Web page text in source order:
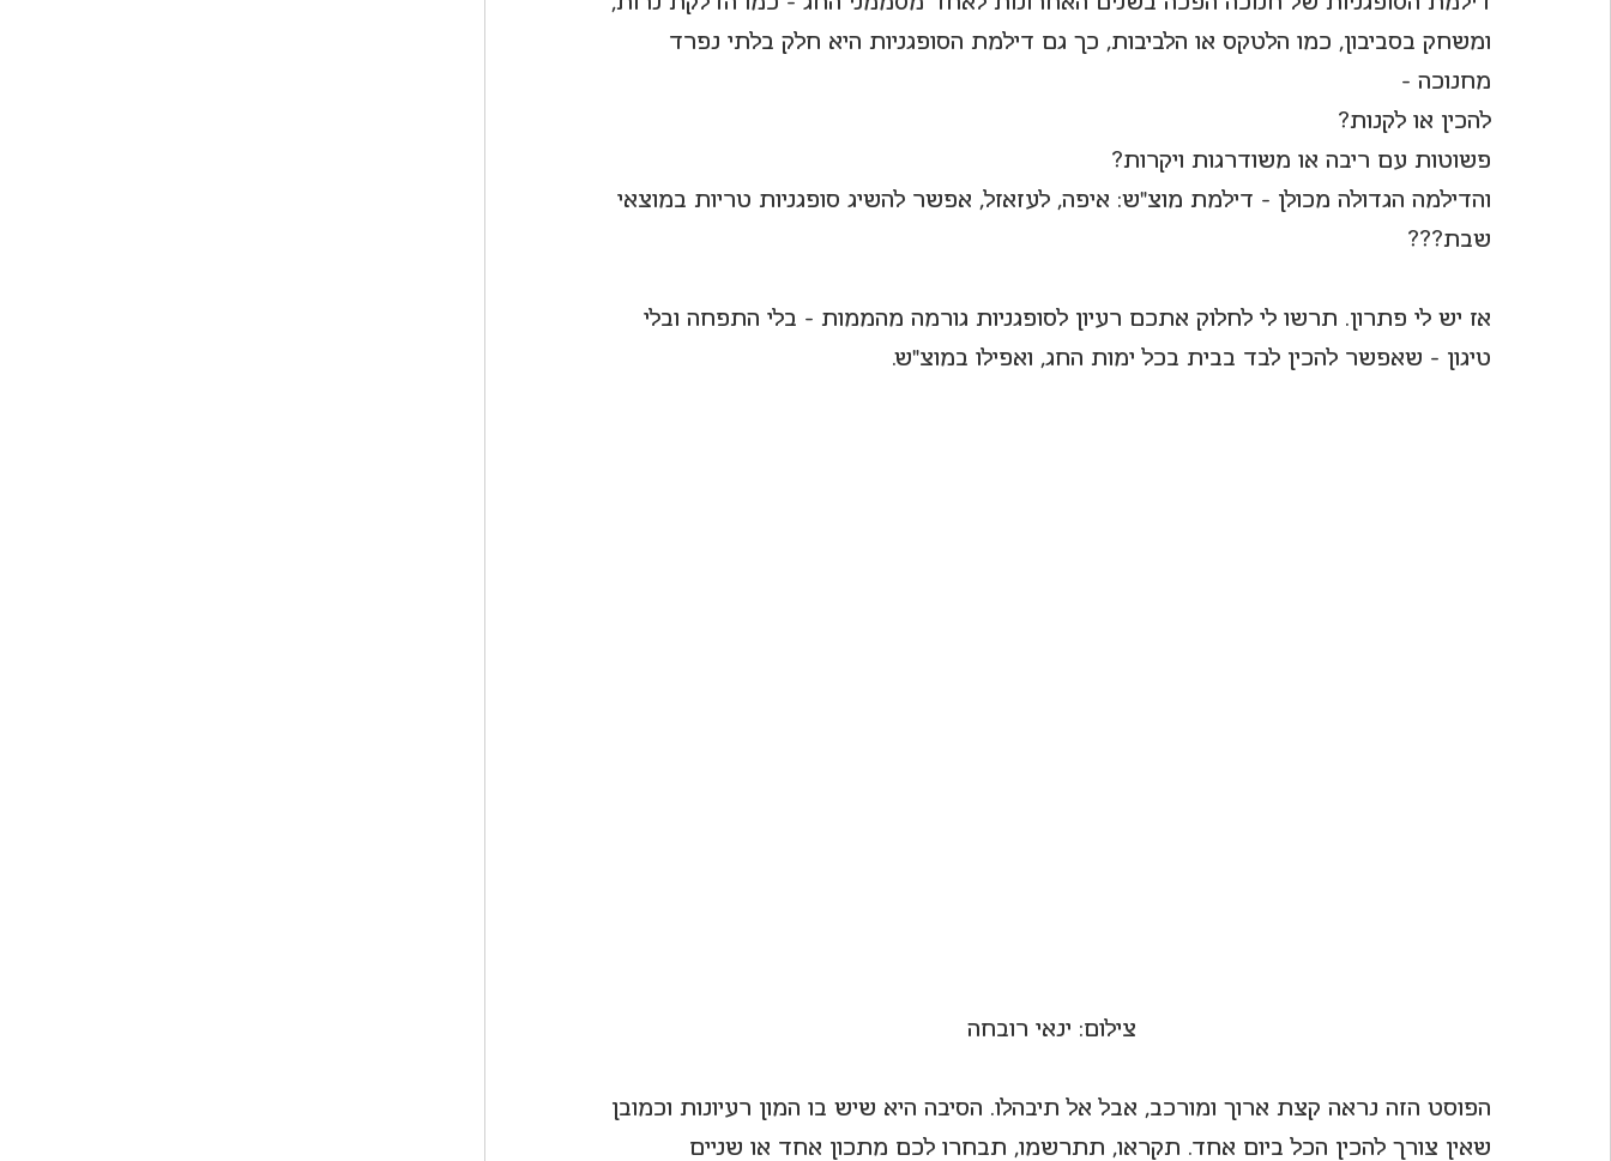
לחיות את פורטוומשחק בסביבון, כמו הלטקס או הלביבות, כך גם דילמת הסופגניות היא חלק בלתי נפרד
מחנוכה -
להכין או לקנות?
פשוטות עם ריבה או משודרגות ויקרות?
והדילמה הגדולה מכולן - דילמת מוצ"ש: איפה, לעזאזל, אפשר להשיג סופגניות טריות במוצאי
שבת???
אז יש לי פתרון. תרשו לי לחלוק אתכם רעיון לסופגניות גורמה מהממות - בלי התפחה ובלי
טיגון - שאפשר להכין לבד בבית בכל ימות החג, ואפילו במוצ"ש.
צילום: ינאי רובחה
הפוסט הזה נראה קצת ארוך ומורכב, אבל אל תיבהלו. הסיבה היא שיש בו המון רעיונות וכמובן
שאין צורך להכין הכל ביום אחד. תקראו, תתרשמו, תבחרו לכם מתכון אחד או שניים